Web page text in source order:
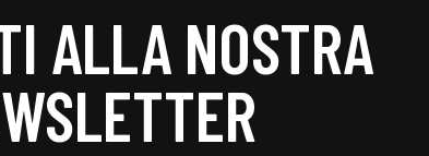
ALLA NOSTRA